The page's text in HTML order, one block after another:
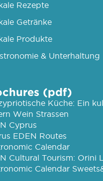
Rezepte
Getränke
Produkte
& Unterhaltung
(pdf)
Küche: Ein
Wein Strassen
Cyprus
EDEN Routes
Calendar
Cultural Tourism: Orini
Calendar